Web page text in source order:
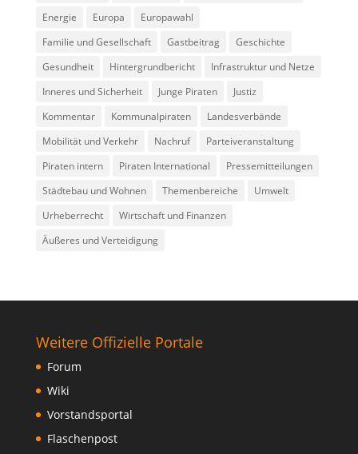
Energie
Europa
Europawahl
Familie und Gesellschaft
Gastbeitrag
Geschichte
Gesundheit
Hintergrundbericht
Infrastruktur und Netze
Inneres und Sicherheit
Junge Piraten
Justiz
Kommentar
Kommunalpiraten
Landesverbände
Mobilität und Verkehr
Nachruf
Parteiveranstaltung
Piraten intern
Piraten International
Pressemitteilungen
Städtebau und Wohnen
Themenbereiche
Umwelt
Urheberrecht
Wirtschaft und Finanzen
Äußeres und Verteidigung
Weitere Offizielle Portale
Forum
Wiki
Vorstandsportal
Flaschenpost